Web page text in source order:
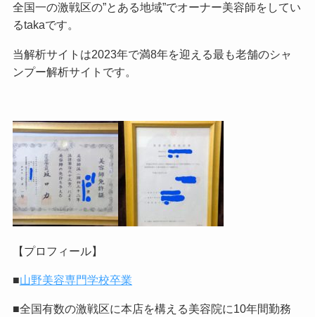
全国一の激戦区の”とある地域”でオーナー美容師をしてい
るtakaです。
当解析サイトは2023年で満8年を迎える最も老舗のシャ
ンプー解析サイトです。
【プロフィール】
■山野美容専門学校卒業
■全国有数の激戦区に本店を構える美容院に10年間勤務